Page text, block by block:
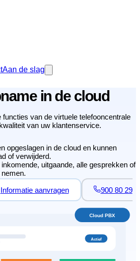
Aan de slag
in de cloud
van de virtuele telefooncentrale
van uw klantenservice.
opgeslagen in de cloud en kunnen
of verwijderd.
uitgaande, alle gesprekken of
Informatie aanvragen
900 80 29
Actief
Cloud PBX